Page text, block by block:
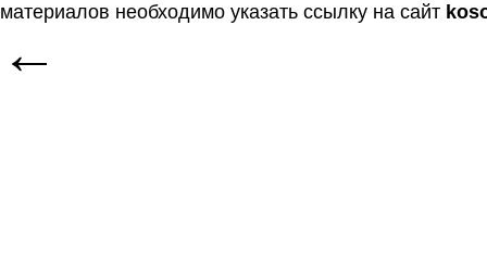
материалов необходимо указать ссылку на сайт
←